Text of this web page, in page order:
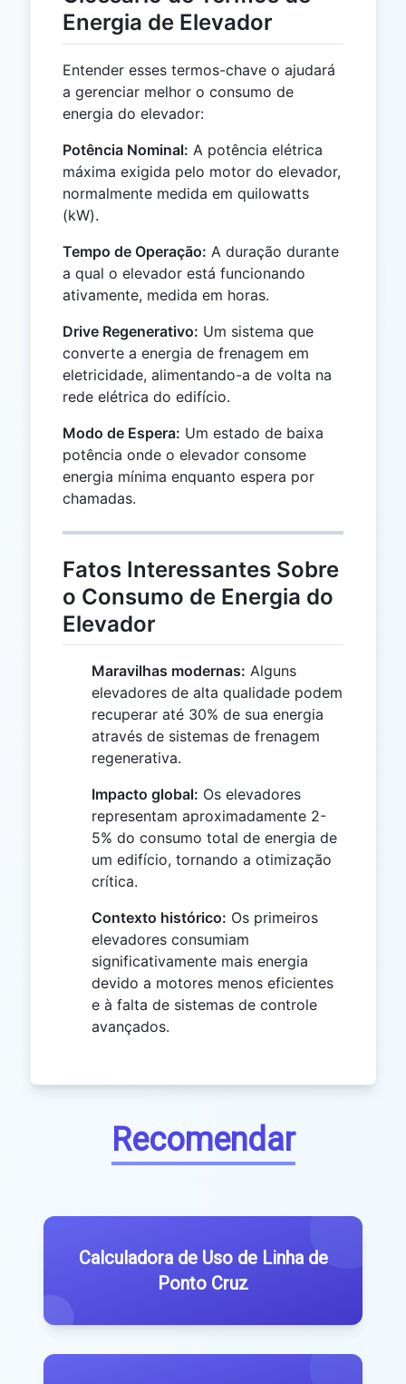
Energia de Elevador
Entender esses termos-chave o ajudará
a gerenciar melhor o consumo de
energia do elevador:
Potência Nominal: A potência elétrica
máxima exigida pelo motor do elevador,
normalmente medida em quilowatts
(kW).
Tempo de Operação: A duração durante
a qual o elevador está funcionando
ativamente, medida em horas.
Drive Regenerativo: Um sistema que
converte a energia de frenagem em
eletricidade, alimentando-a de volta na
rede elétrica do edifício.
Modo de Espera: Um estado de baixa
potência onde o elevador consome
energia mínima enquanto espera por
chamadas.
Fatos Interessantes Sobre
o Consumo de Energia do
Elevador
Maravilhas modernas: Alguns
elevadores de alta qualidade podem
recuperar até 30% de sua energia
através de sistemas de frenagem
regenerativa.
Impacto global: Os elevadores
representam aproximadamente 2-
5% do consumo total de energia de
um edifício, tornando a otimização
crítica.
Contexto histórico: Os primeiros
elevadores consumiam
significativamente mais energia
devido a motores menos eficientes
e à falta de sistemas de controle
avançados.
Recomendar
Calculadora de Uso de Linha de
Ponto Cruz